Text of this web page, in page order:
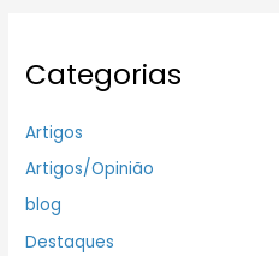
Categorias
Artigos
Artigos/Opinião
blog
Destaques